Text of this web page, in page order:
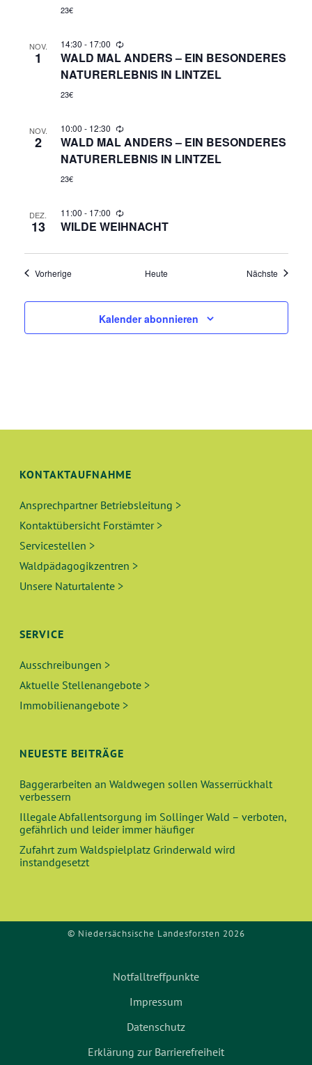
E
N
G
A
T
N
23€
NOV.
1
14:30 - 17:00
WALD MAL ANDERS – EIN BESONDERES
NATURERLEBNIS IN LINTZEL
23€
NOV.
2
10:00 - 12:30
WALD MAL ANDERS – EIN BESONDERES
NATURERLEBNIS IN LINTZEL
23€
DEZ.
13
11:00 - 17:00
WILDE WEIHNACHT
VorherigeVeranstaltungen Heute Nächste
Kalender abonnieren
KONTAKTAUFNAHME
Ansprechpartner Betriebsleitung >
Kontaktübersicht Forstämter >
Servicestellen >
Waldpädagogikzentren >
Unsere Naturtalente >
SERVICE
Ausschreibungen >
Aktuelle Stellenangebote >
Immobilienangebote >
NEUESTE BEITRÄGE
Baggerarbeiten an Waldwegen sollen Wasserrückhalt
verbessern
Illegale Abfallentsorgung im Sollinger Wald – verboten,
gefährlich und leider immer häufiger
Zufahrt zum Waldspielplatz Grinderwald wird
instandgesetzt
© Niedersächsische Landesforsten 2026
Notfalltreffpunkte
Impressum
Datenschutz
Erklärung zur Barrierefreiheit